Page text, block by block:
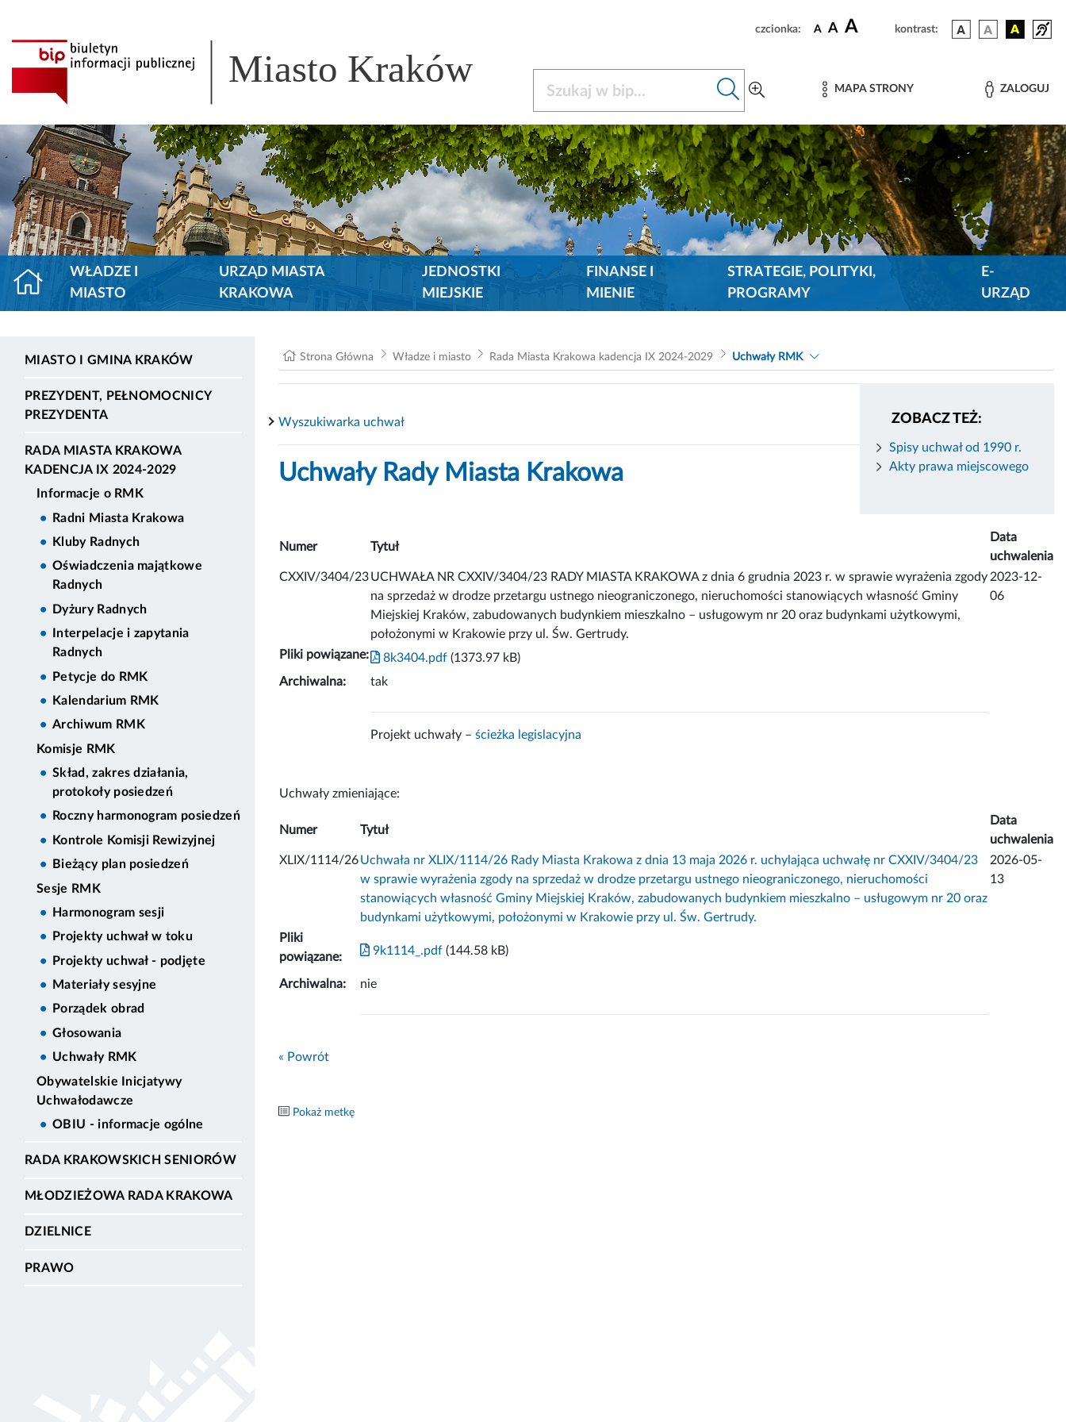
czcionka: A A A kontrast:
Miasto Kraków MAPA STRONY ZALOGUJ
WŁADZE I
MIASTO
URZĄD MIASTA
KRAKOWA
JEDNOSTKI
MIEJSKIE
FINANSE I
MIENIE
STRATEGIE, POLITYKI,
PROGRAMY
E-
URZĄD
MIASTO I GMINA KRAKÓW
PREZYDENT, PEŁNOMOCNICY
PREZYDENTA
RADA MIASTA KRAKOWA
KADENCJA IX 2024-2029
Informacje o RMK
Radni Miasta Krakowa
Kluby Radnych
Oświadczenia majątkowe
Radnych
Dyżury Radnych
Interpelacje i zapytania
Radnych
Petycje do RMK
Kalendarium RMK
Archiwum RMK
Komisje RMK
Skład, zakres działania,
protokoły posiedzeń
Roczny harmonogram posiedzeń
Kontrole Komisji Rewizyjnej
Bieżący plan posiedzeń
Sesje RMK
Harmonogram sesji
Projekty uchwał w toku
Projekty uchwał - podjęte
Materiały sesyjne
Porządek obrad
Głosowania
Uchwały RMK
Obywatelskie Inicjatywy
Uchwałodawcze
OBIU - informacje ogólne
RADA KRAKOWSKICH SENIORÓW
MŁODZIEŻOWA RADA KRAKOWA
DZIELNICE
PRAWO
Strona Główna Władze i miasto Rada Miasta Krakowa kadencja IX 2024-2029 Uchwały RMK
ZOBACZ TEŻ:
Spisy uchwał od 1990 r.
Akty prawa miejscowego
Wyszukiwarka uchwał
Uchwały Rady Miasta Krakowa
Numer Tytuł
Data
uchwalenia
CXXIV/3404/23UCHWAŁA NR CXXIV/3404/23 RADY MIASTA KRAKOWA z dnia 6 grudnia 2023 r. w sprawie wyrażenia zgody
na sprzedaż w drodze przetargu ustnego nieograniczonego, nieruchomości stanowiących własność Gminy
Miejskiej Kraków, zabudowanych budynkiem mieszkalno – usługowym nr 20 oraz budynkami użytkowymi,
położonymi w Krakowie przy ul. Św. Gertrudy.
2023-12-
06
Pliki powiązane: 8k3404.pdf (1373.97 kB)
Archiwalna:
tak
Projekt uchwały – ścieżka legislacyjna
Uchwały zmieniające:
Numer Tytuł
Data
uchwalenia
XLIX/1114/26Uchwała nr XLIX/1114/26 Rady Miasta Krakowa z dnia 13 maja 2026 r. uchylająca uchwałę nr CXXIV/3404/23
w sprawie wyrażenia zgody na sprzedaż w drodze przetargu ustnego nieograniczonego, nieruchomości
stanowiących własność Gminy Miejskiej Kraków, zabudowanych budynkiem mieszkalno – usługowym nr 20 oraz
budynkami użytkowymi, położonymi w Krakowie przy ul. Św. Gertrudy.
2026-05-
13
Pliki
powiązane:
9k1114_.pdf (144.58 kB)
Archiwalna: nie
« Powrót
Pokaż metkę